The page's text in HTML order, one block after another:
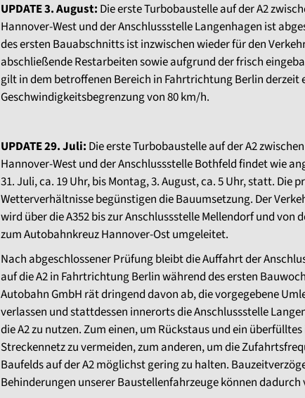
UPDATE 3. August: Die erste Turbobaustelle auf der A2
Hannover-West und der Anschlussstelle Langenhagen ist
des ersten Bauabschnitts ist inzwischen wieder für den
abschließende Restarbeiten sowie aufgrund der frisch
gilt in dem betroffenen Bereich in Fahrtrichtung Berlin derzeit
Geschwindigkeitsbegrenzung von 80 km/h.
UPDATE 29. Juli: Die erste Turbobaustelle auf der A2
Hannover-West und der Anschlussstelle Bothfeld findet wie
31. Juli, ca. 19 Uhr, bis Montag, 3. August, ca. 5 Uhr, statt. Die
Wetterverhältnisse begünstigen die Bauumsetzung. Der
wird über die A352 bis zur Anschlussstelle Mellendorf und von
zum Autobahnkreuz Hannover-Ost umgeleitet.
Nach abgeschlossener Prüfung bleibt die Auffahrt der
auf die A2 in Fahrtrichtung Berlin während des ersten
Autobahn GmbH rät dringend davon ab, die vorgegebene
verlassen und stattdessen innerorts die Anschlussstelle
die A2 zu nutzen. Zum einen, um Rückstaus und ein
Streckennetz zu vermeiden, zum anderen, um die
Baufelds auf der A2 möglichst gering zu halten.
Behinderungen unserer Baustellenfahrzeuge können dadurch